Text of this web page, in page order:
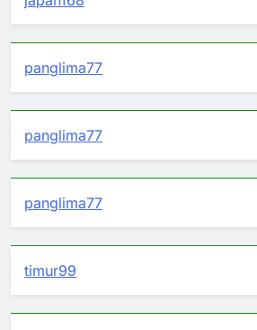
panglima77
panglima77
panglima77
timur99